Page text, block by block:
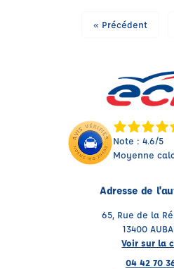
« Précédent
Note : 4.6/5
Moyenne
Adresse de
65, Rue de la
13400
Voir sur la
04 42 70